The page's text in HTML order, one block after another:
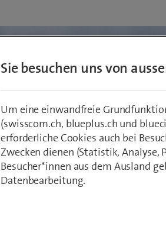
Sie besuchen uns von
Um eine einwandfreie
(swisscom.ch, blueplus.ch und
erforderliche Cookies auch bei
Zwecken dienen (Statistik, Analyse,
Besucher*innen aus dem Ausland
Datenbearbeitung.